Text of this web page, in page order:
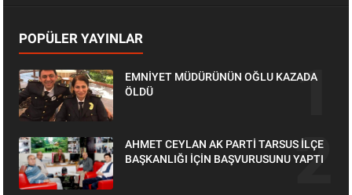
POPÜLER YAYINLAR
EMNİYET MÜDÜRÜNÜN OĞLU KAZADA
ÖLDÜ
AHMET CEYLAN AK PARTİ TARSUS İLÇE
BAŞKANLIĞI İÇİN BAŞVURUSUNU YAPTI